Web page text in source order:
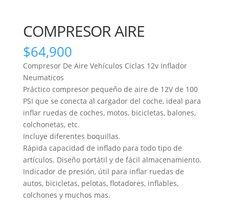
COMPRESOR AIRE
$64,900
Compresor De Aire Vehículos Ciclas 12v Inflador
Neumaticos
Práctico compresor pequeño de aire de 12V de 100
PSI que se conecta al cargador del coche, ideal para
inflar ruedas de coches, motos, bicicletas, balones,
colchonetas, etc.
Incluye diferentes boquillas.
Rápida capacidad de inflado para todo tipo de
artículos. Diseño portátil y de fácil almacenamiento.
Indicador de presión, útil para inflar ruedas de
autos, bicicletas, pelotas, flotadores, inflables,
colchones y muchos mas.